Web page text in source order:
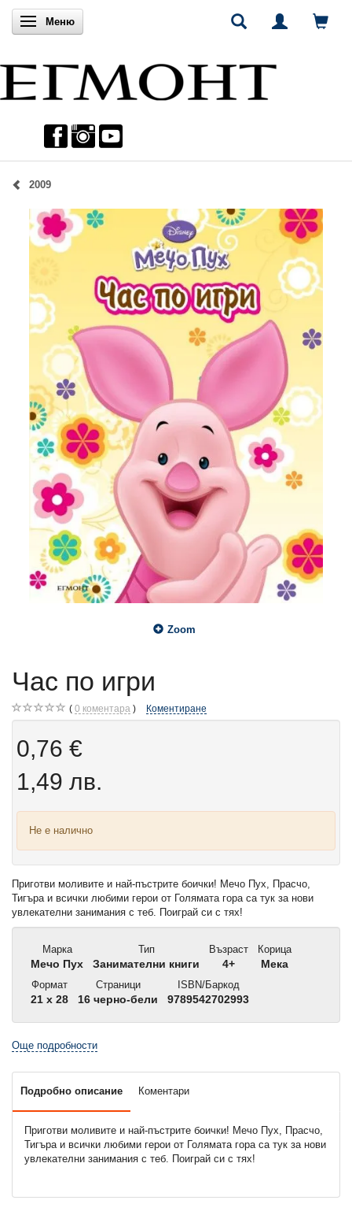
Включи навигацията
Меню
2009
Zoom
Час по игри
0 коментара Коментиране
0,76 €
1,49 лв.
Не е налично
Приготви моливите и най-пъстрите боички! Мечо Пух, Прасчо,
Тигъра и всички любими герои от Голямата гора са тук за нови
увлекателни занимания с теб. Поиграй си с тях!
Марка
Мечо Пух
Тип
Занимателни книги
Възраст
4+
Корица
Мека
Формат
21 x 28
Страници
16 черно-бели
ISBN/Баркод
9789542702993
Още подробности
Подробно описание Коментари
Приготви моливите и най-пъстрите боички! Мечо Пух, Прасчо,
Тигъра и всички любими герои от Голямата гора са тук за нови
увлекателни занимания с теб. Поиграй си с тях!